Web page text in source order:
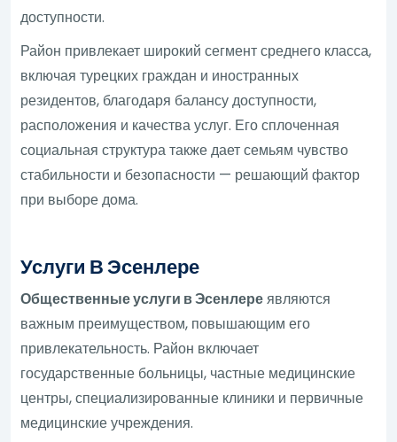
доступности.
Район привлекает широкий сегмент среднего класса,
включая турецких граждан и иностранных
резидентов, благодаря балансу доступности,
расположения и качества услуг. Его сплоченная
социальная структура также дает семьям чувство
стабильности и безопасности — решающий фактор
при выборе дома.
Услуги В Эсенлере
Общественные услуги в Эсенлереявляются
важным преимуществом, повышающим его
привлекательность. Район включает
государственные больницы, частные медицинские
центры, специализированные клиники и первичные
медицинские учреждения.